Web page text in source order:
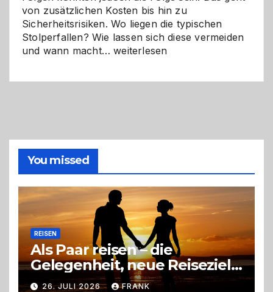
von zusätzlichen Kosten bis hin zu
Sicherheitsrisiken. Wo liegen die typischen
Stolperfallen? Wie lassen sich diese vermeiden
und wann macht…Selber
richtige
Entscheidung
weiterlesen
You missed
REISEN
Als Paar reisen – die
Gelegenheit, neue Reiseziele
zu entdecken
26. JULI 2026 FRANK